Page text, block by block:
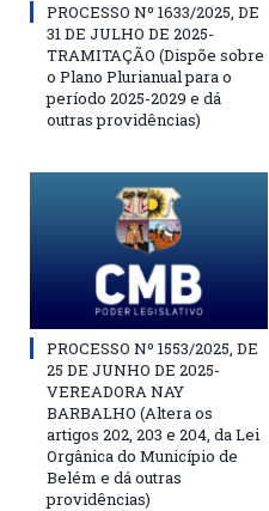
PROCESSO Nº 1633/2025, DE
31 DE JULHO DE 2025-
TRAMITAÇÃO (Dispõe sobre
o Plano Plurianual para o
período 2025-2029 e dá
outras providências)
PROCESSO Nº 1553/2025, DE
25 DE JUNHO DE 2025-
VEREADORA NAY
BARBALHO (Altera os
artigos 202, 203 e 204, da Lei
Orgânica do Município de
Belém e dá outras
providências)